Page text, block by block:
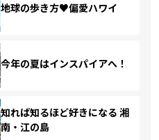
地球の歩き方♥偏愛ハワイ
今年の夏はインスパイアへ！
知れば知るほど好きになる 湘
南・江の島